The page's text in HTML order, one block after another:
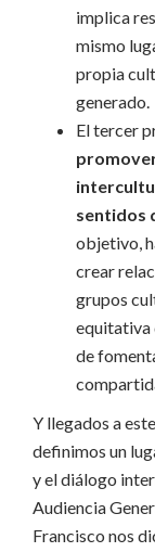
implica
mismo
propia
generado.
El tercer
sentidos
objetivo,
crear
grupos
equitativa
de
Y llegados a
definimos un
y el diálogo
Audiencia
Francisco nos